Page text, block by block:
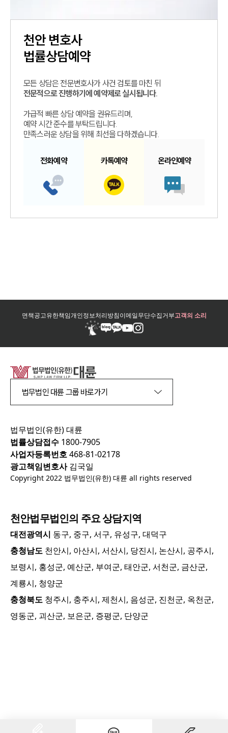
천안변호사
법률상담예약
모든 상담은 전문변호사가 사건 검토를 마친 뒤
전문적으로 진행하기에 예약제로 실시됩니다.
가급적 빠른 상담 예약을 권유드리며,
예약 시간 준수를 부탁드립니다.
만족스러운 상담을 위해 최선을 다하겠습니다.
전화예약 카톡예약 온라인예약
면책공고유한책임개인정보처리방침이메일무단수집거부고객의 소리
법무법인 대륜 그룹 바로가기
법무법인(유한) 대륜
법률상담접수 1800-7905
사업자등록번호468-81-02178
광고책임변호사김국일
Copyright 2022 법무법인(유한) 대륜 all rights reserved
천안법무법인의 주요 상담지역
대전광역시 동구, 중구, 서구, 유성구, 대덕구
충청남도 천안시, 아산시, 서산시, 당진시, 논산시, 공주시,
보령시, 홍성군, 예산군, 부여군, 태안군, 서천군, 금산군,
계룡시, 청양군
충청북도 청주시, 충주시, 제천시, 음성군, 진천군, 옥천군,
영동군, 괴산군, 보은군, 증평군, 단양군